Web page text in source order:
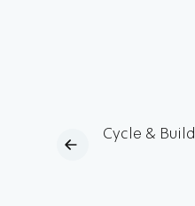
Cycle & Build